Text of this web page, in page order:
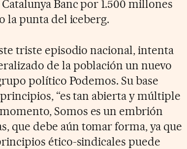
Banc por 1.500 millones
la punta del iceberg.
triste episodio nacional, intenta
de la población un nuevo
político Podemos. Su base
“es tan abierta y múltiple
Somos es un embrión
que debe aún tomar forma, ya que
ético-sindicales puede